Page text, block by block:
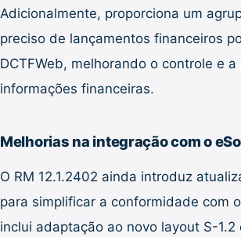
Adicionalmente, proporciona um
preciso de lançamentos financeiros
DCTFWeb, melhorando o controle e
informações financeiras.
Melhorias na integração com o
O RM 12.1.2402 ainda introduz
para simplificar a conformidade com
inclui adaptação ao novo layout S-1.2